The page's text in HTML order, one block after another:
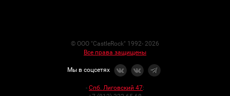
© ООО "CastleRock" 1992- 2026
Все права защищены
Мы в соцсетях
- Спб. Лиговский 47: